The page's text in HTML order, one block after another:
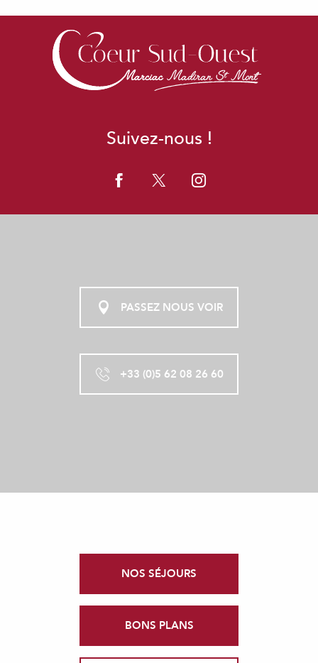
CONCEPT STORE LES BAINS - MARCIAC
L'ATELIER
Suivez-nous !
PASSEZ NOUS VOIR
+33 (0)5 62 08 26 60
NOS SÉJOURS
BONS PLANS